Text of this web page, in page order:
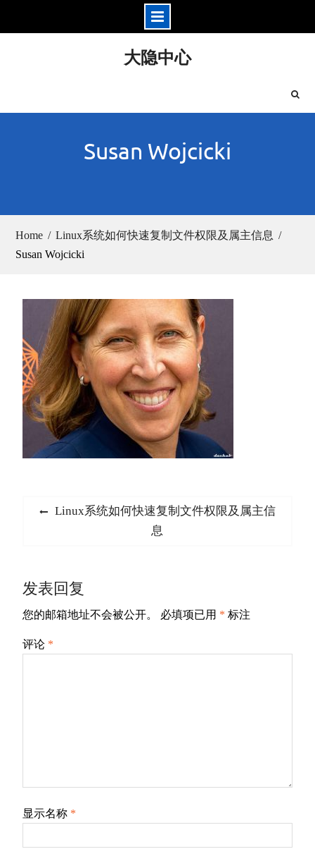
大隐中心
Susan Wojcicki
Home
Linux系统如何快速复制文件权限及属主信息
Susan Wojcicki
Previous
Linux系统如何快速复制文件权限及属主信
息
发表回复
您的邮箱地址不会被公开。 必填项已用 * 标注
评论 *
显示名称 *